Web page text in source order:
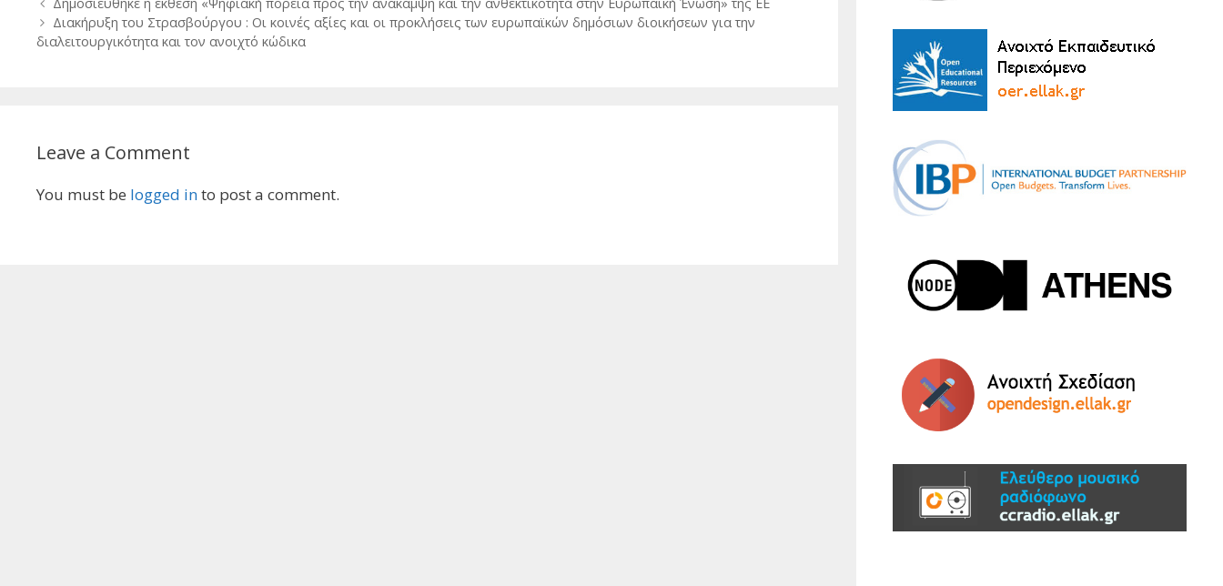
navigation
Διακήρυξη του Στρασβούργου : Οι κοινές αξίες και οι προκλήσεις των ευρωπαϊκών δημόσιων διοικήσεων για την
διαλειτουργικότητα και τον ανοιχτό κώδικα
Leave a Comment
You must be logged into post a comment.